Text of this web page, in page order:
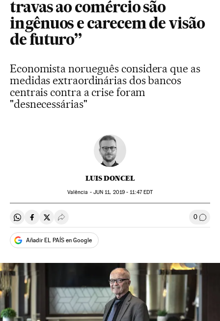
travas ao comércio são
ingênuos e carecem de visão
de futuro”
Economista norueguês considera que as
medidas extraordinárias dos bancos
centrais contra a crise foram
"desnecessárias"
LUIS DONCEL
Valência - JUN 11, 2019 - 11:47EDT
Compartir en Whatsapp
Compartir en Facebook
Compartir en Twitter
Desplegar Redes Sociales 0
Añadir EL PAÍS en Google